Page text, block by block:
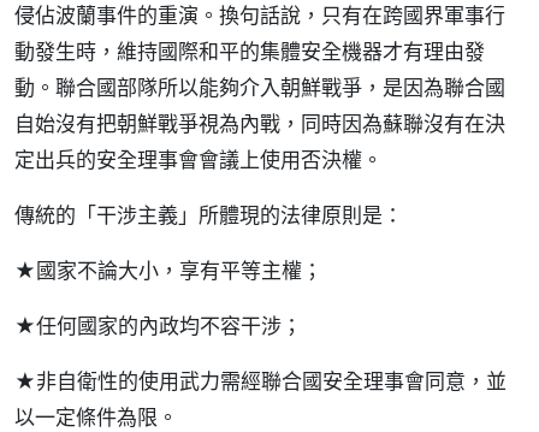
侵佔波蘭事件的重演。換句話說，只有在跨國界軍事行
動發生時，維持國際和平的集體安全機器才有理由發
動。聯合國部隊所以能夠介入朝鮮戰爭，是因為聯合國
自始沒有把朝鮮戰爭視為內戰，同時因為蘇聯沒有在決
定出兵的安全理事會會議上使用否決權。
傳統的「干涉主義」所體現的法律原則是：
★國家不論大小，享有平等主權；
★任何國家的內政均不容干涉；
★非自衛性的使用武力需經聯合國安全理事會同意，並
以一定條件為限。